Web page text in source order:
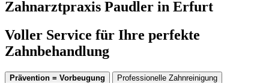
Zahnarztpraxis Paudler in Erfurt
Voller Service für Ihre perfekte
Zahnbehandlung
Prävention = Vorbeugung
Professionelle Zahnreinigung